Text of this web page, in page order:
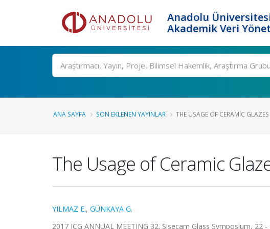
Anadolu
Akademik Veri
Ara
ANA SAYFA SON EKLENEN YAYINLAR THE USAGE OF CERAMIC
The Usage of Ceramic
YILMAZ E., GÜNKAYA G.
2017 ICG ANNUAL MEETING 32. Şişecam Glass Symposium, 22